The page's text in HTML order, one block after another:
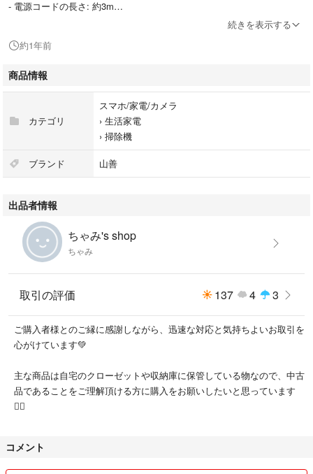
- 電源コードの長さ: 約3m
ご覧いただきありがとうございます。
続きを表示する
約1年前
商品情報
カテゴリ
スマホ/家電/カメラ
› 生活家電
› 掃除機
ブランド 山善
出品者情報
ちゃみ's shop
ちゃみ
取引の評価 137 4 3
ご購入者様とのご縁に感謝しながら、迅速な対応と気持ちよいお取引を
心がけています💚
主な商品は自宅のクローゼットや収納庫に保管している物なので、中古
品であることをご理解頂ける方に購入をお願いしたいと思っています
🙇‍♀️
コメント